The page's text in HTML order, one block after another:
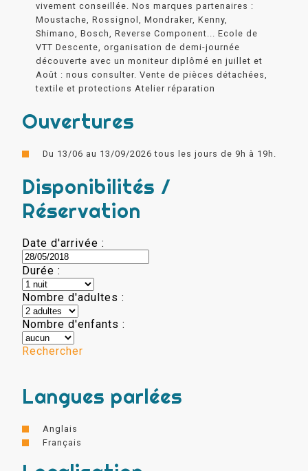
vivement conseillée. Nos marques partenaires :
Moustache, Rossignol, Mondraker, Kenny,
Shimano, Bosch, Reverse Component... Ecole de
VTT Descente, organisation de demi-journée
découverte avec un moniteur diplômé en juillet et
Août : nous consulter. Vente de pièces détachées,
textile et protections Atelier réparation
Ouvertures
Du 13/06 au 13/09/2026 tous les jours de 9h à 19h.
Disponibilités /
Réservation
Date d'arrivée :
Durée :
Nombre d'adultes :
Nombre d'enfants :
Rechercher
Langues parlées
Anglais
Français